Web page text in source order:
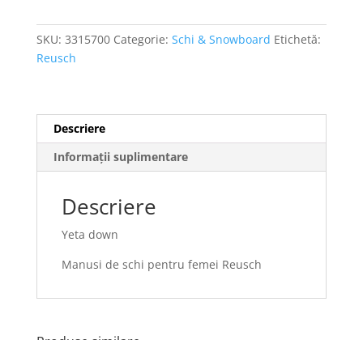
SKU: 3315700 Categorie: Schi & Snowboard Etichetă:
Reusch
Descriere
Informații suplimentare
Descriere
Yeta down
Manusi de schi pentru femei Reusch